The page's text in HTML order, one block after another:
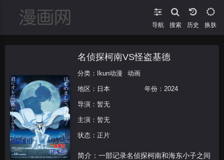
导航 搜索 换肤
名侦探柯南VS怪盗基德
分类： Ikun动漫 动画
地区： 日本 年份： 2024
导演： 暂无
主演： 暂无
状态：正片
简介：一部记录名侦探柯南和海东小子之间